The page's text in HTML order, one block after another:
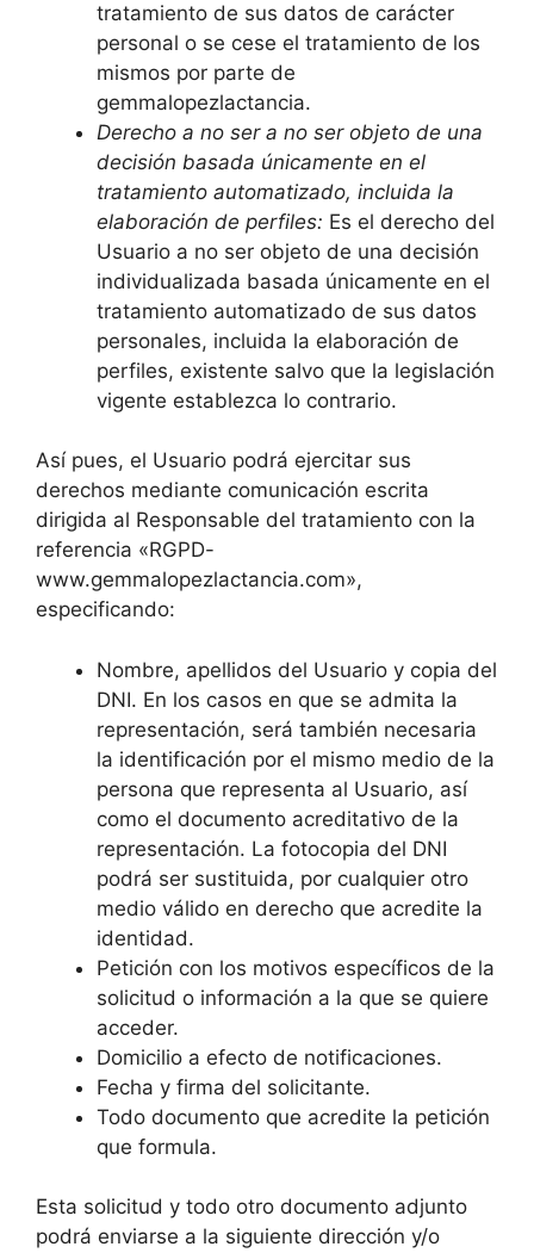
tratamiento de sus datos de carácter
personal o se cese el tratamiento de los
mismos por parte de
gemmalopezlactancia.
Derecho a no ser a no ser objeto de una
decisión basada únicamente en el
tratamiento automatizado, incluida la
elaboración de perfiles: Es el derecho del
Usuario a no ser objeto de una decisión
individualizada basada únicamente en el
tratamiento automatizado de sus datos
personales, incluida la elaboración de
perfiles, existente salvo que la legislación
vigente establezca lo contrario.
Así pues, el Usuario podrá ejercitar sus
derechos mediante comunicación escrita
dirigida al Responsable del tratamiento con la
referencia «RGPD-
www.gemmalopezlactancia.com»,
especificando:
Nombre, apellidos del Usuario y copia del
DNI. En los casos en que se admita la
representación, será también necesaria
la identificación por el mismo medio de la
persona que representa al Usuario, así
como el documento acreditativo de la
representación. La fotocopia del DNI
podrá ser sustituida, por cualquier otro
medio válido en derecho que acredite la
identidad.
Petición con los motivos específicos de la
solicitud o información a la que se quiere
acceder.
Domicilio a efecto de notificaciones.
Fecha y firma del solicitante.
Todo documento que acredite la petición
que formula.
Esta solicitud y todo otro documento adjunto
podrá enviarse a la siguiente dirección y/o